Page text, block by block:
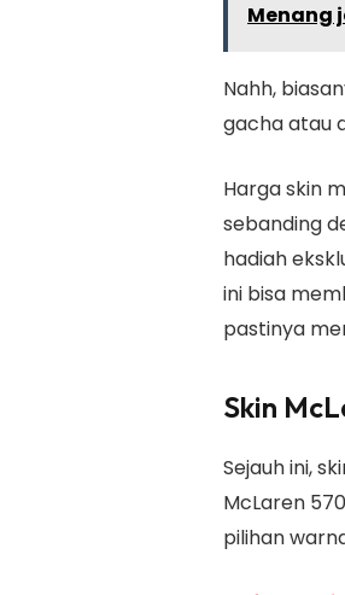
Menang
Nahh,
gacha atau
Harga skin
sebanding
hadiah
ini bisa
pastinya
Skin
Sejauh ini,
McLaren
pilihan